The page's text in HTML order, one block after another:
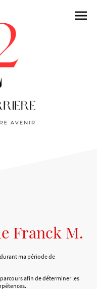
Franck M.
ma période de
afin de déterminer les